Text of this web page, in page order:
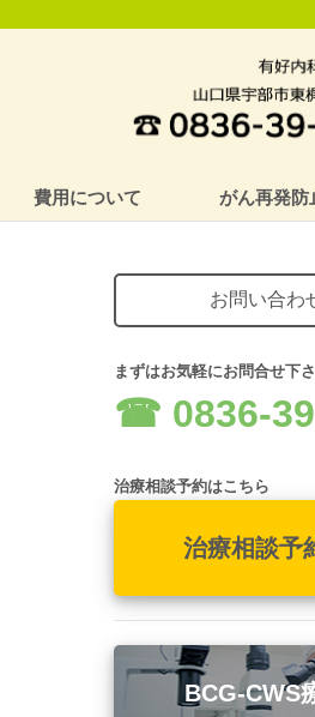
費用について がん再発防
お問い合わ
まずはお気軽にお問合せ下
☎︎ 0836-
治療相談予約はこちら
治療相談予
BCG-CWS